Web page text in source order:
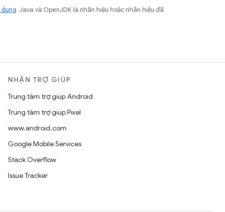
. Java và OpenJDK là nhãn hiệu hoặc nhãn hiệu đã
NHẬN TRỢ GIÚP
Trung tâm trợ giúp Android
Trung tâm trợ giúp Pixel
www.android.com
Google Mobile Services
Stack Overflow
Issue Tracker